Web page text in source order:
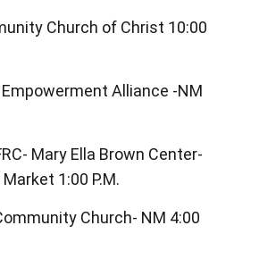
Church of Christ 10:00
Alliance -NM
Mary Ella Brown Center-
1:00 P.M.
Church- NM 4:00